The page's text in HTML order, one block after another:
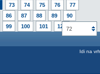
73 74 75 76
77
86 87 88 89
90
99 100 101 123 72
Idi na vrh